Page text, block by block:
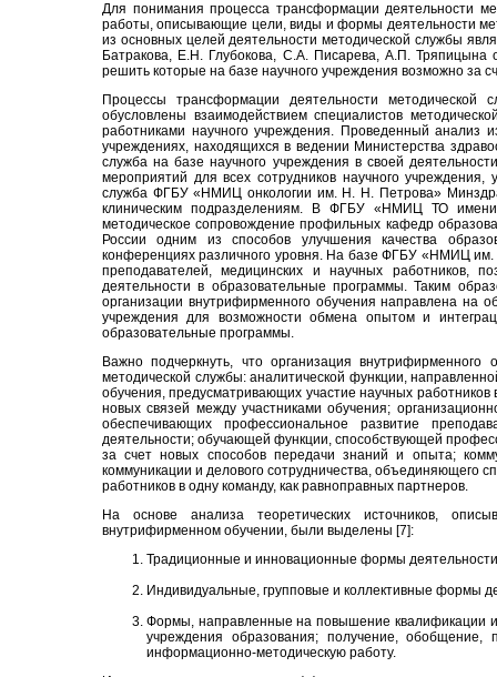
Для понимания процесса трансформации деятельности
работы, описывающие цели, виды и формы деятельности
из основных целей деятельности методической службы
Батракова, Е.Н. Глубокова, С.А. Писарева, А.П. Тряпицына
решить которые на базе научного учреждения возможно за
Процессы трансформации деятельности
обусловлены взаимодействием специалистов
работниками научного учреждения. Проведенный анализ
учреждениях, находящихся в ведении Министерства
служба на базе научного учреждения в своей
мероприятий для всех сотрудников научного
служба ФГБУ «НМИЦ онкологии им. Н. Н. Петрова»
клиническим подразделениям. В ФГБУ «НМИЦ ТО имени
методическое сопровождение профильных кафедр
России одним из способов улучшения качества
конференциях различного уровня. На базе ФГБУ «НМИЦ
преподавателей, медицинских и научных работников,
деятельности в образовательные программы. Таким
организации внутрифирменного обучения направлена на
учреждения для возможности обмена опытом и
образовательные программы.
Важно подчеркнуть, что организация
методической службы: аналитической функции,
обучения, предусматривающих участие научных
новых связей между участниками обучения;
обеспечивающих профессиональное развитие
деятельности; обучающей функции, способствующей
за счет новых способов передачи знаний и опыта;
коммуникации и делового сотрудничества, объединяющего
работников в одну команду, как равноправных партнеров.
На основе анализа теоретических источников,
внутрифирменном обучении, были выделены [7]:
Традиционные и инновационные формы
Индивидуальные, групповые и коллективные формы
Формы, направленные на повышение квалификации и
учреждения образования; получение, обобщение,
информационно-методическую работу.